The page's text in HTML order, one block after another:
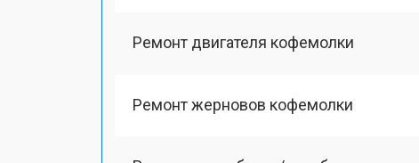
Ремонт двигателя кофемолки
Ремонт жерновов кофемолки